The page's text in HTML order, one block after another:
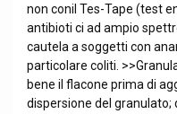
non conil Tes-Tape (test
antibioti ci ad ampio
cautela a soggetti con
particolare coliti.
bene il flacone prima di
dispersione del granulato;